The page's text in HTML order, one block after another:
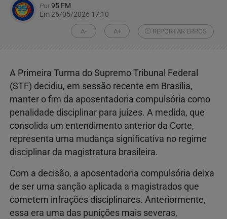
Por95 FM
Em 26/05/2026 17:10
A- A+ REPORTAR ERROS
A Primeira Turma do Supremo Tribunal Federal
(STF) decidiu, em sessão recente em Brasília,
manter o fim da aposentadoria compulsória como
penalidade disciplinar para juízes. A medida, que
consolida um entendimento anterior da Corte,
representa uma mudança significativa no regime
disciplinar da magistratura brasileira.
Com a decisão, a aposentadoria compulsória deixa
de ser uma sanção aplicada a magistrados que
cometem infrações disciplinares. Anteriormente,
essa era uma das punições mais severas,